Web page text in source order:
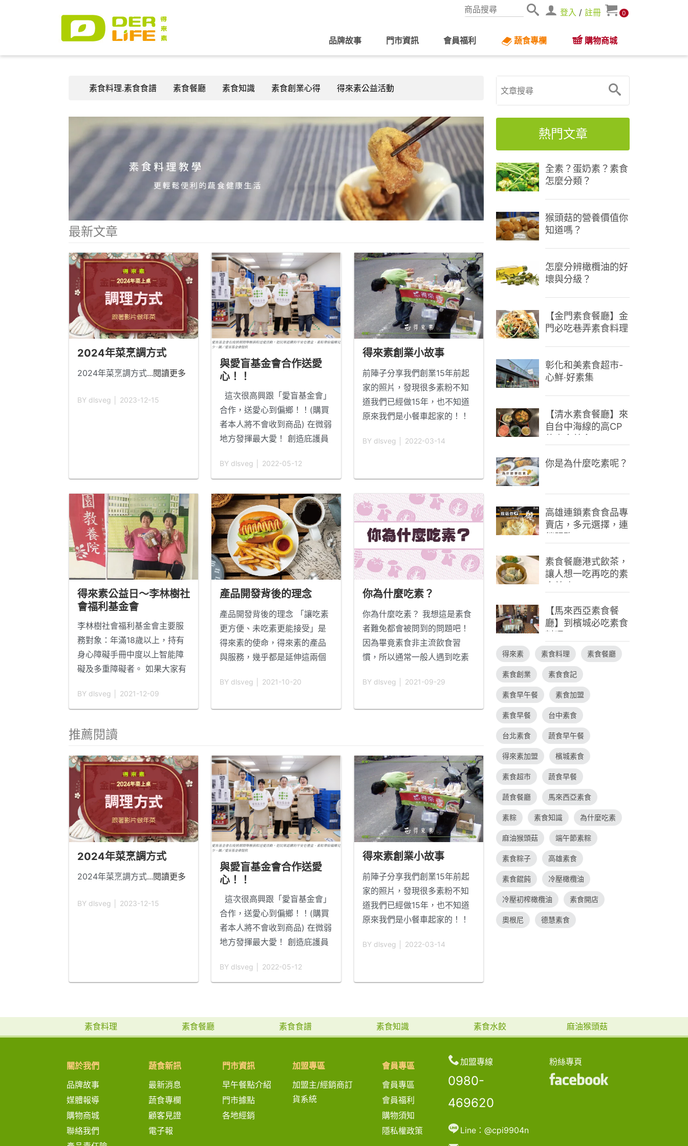
登入 / 註冊 0
品牌故事 門市資訊 會員福利 蔬食專欄 購物商城
素食料理.素食食譜 素食餐廳 素食知識 素食創業心得 得來素公益活動
最新文章
2024年菜烹調方式
2024年菜烹調方式...閱讀更多
BY dlsveg │ 2023-12-15
與愛盲基金會合作送愛
心！！
這次很高興跟「愛盲基金會」
合作，送愛心到偏鄉！！(購買
者本人將不會收到商品) 在微弱
地方發揮最大愛！ 創造庇護員
庇護工場透過端午節送愛行動
計劃， 將您所認購的庇護商
品，直接轉贈予地處偏遠， 照
護資源嚴重不足的台東縣達仁
鄉獨居老人及弱勢孩童， 希望
經由您的認捐，幫助偏鄉部落
展現生機， 並協助老人與孩子
們感受到來自社會大眾的溫
暖。 送愛行動5/20截止，粽子
將於5/30...閱讀更多
BY dlsveg │ 2022-05-12
得來素創業小故事
前陣子分享我們創業15年前起
家的照片，發現很多素粉不知
道我們已經做15年，也不知道
原來我們是小餐車起家的！！
吧！！ 得來素這個品牌，是在
素，一次出去買早餐的時候發
現，想買個素食早餐居然找不
到，這對當時沒有吃素的我們
來說買早餐本來是走出巷口就
可以完成的事居然變成那麼困
難，這才讓我們有想做...閱讀更
多
BY dlsveg │ 2022-03-14
得來素公益日～李林樹社
會福利基金會
李林樹社會福利基金會主要服
務對象：年滿18歲以上，持有
身心障礙手冊中度以上智能障
礙及多重障礙者。 如果大家有
唷！...閱讀更多
BY dlsveg │ 2021-12-09
產品開發背後的理念
產品開發背後的理念 「讓吃素
更方便、未吃素更能接受」是
得來素的使命，得來素的產品
與服務，幾乎都是延伸這兩個
式來服務更多人，讓吃素更方
提供冷凍超商取貨，是希望不
方便收宅配的吃素朋友下班也
能到超商取貨，讓吃素更方
便。 而產品的口味開發上，因
為我本身是從葷轉素的過程，...
閱讀更多
BY dlsveg │ 2021-10-20
你為什麼吃素？
你為什麼吃素？ 我想這是素食
者難免都會被問到的問題吧！
因為畢竟素食非主流飲食習
慣，所以通常一般人遇到吃素
就是一種好奇，我會當成是介
BY dlsveg │ 2021-09-29
推薦閱讀
2024年菜烹調方式
2024年菜烹調方式...閱讀更多
BY dlsveg │ 2023-12-15
與愛盲基金會合作送愛
心！！
這次很高興跟「愛盲基金會」
合作，送愛心到偏鄉！！(購買
者本人將不會收到商品) 在微弱
地方發揮最大愛！ 創造庇護員
庇護工場透過端午節送愛行動
計劃， 將您所認購的庇護商
鄉獨居老人及弱勢孩童， 希望
們感受到來自社會大眾的溫
暖。 送愛行動5/20截止，粽子
將於5/30...閱讀更多
BY dlsveg │ 2022-05-12
得來素創業小故事
前陣子分享我們創業15年前起
家的照片，發現很多素粉不知
道我們已經做15年，也不知道
原來我們是小餐車起家的！！
吧！！ 得來素這個品牌，是在
現，想買個素食早餐居然找不
到，這對當時沒有吃素的我們
可以完成的事居然變成那麼困
...閱讀更
BY dlsveg │ 2022-03-14
熱門文章
全素？蛋奶素？素食
怎麼分類？
猴頭菇的營養價值你
知道嗎？
怎麼分辨橄欖油的好
壞與分級？
【金門素食餐廳】金
門必吃巷弄素食料理
彰化和美素食超市-
心鮮·好素集
【清水素食餐廳】來
自台中海線的高CP
值素食美食
你是為什麼吃素呢？
高雄連鎖素食食品專
賣店，多元選擇，連
鎖服務
素食餐廳港式飲茶，
讓人想一吃再吃的素
食美味
【馬來西亞素食餐
廳】到檳城必吃素食
料理
得來素 素食料理 素食餐廳
素食創業 素食食記
素食早午餐 素食加盟
素食早餐 台中素食
台北素食 蔬食早午餐
得來素加盟 檳城素食
素食超市 蔬食早餐
蔬食餐廳 馬來西亞素食
素粽 素食知識 為什麼吃素
麻油猴頭菇 端午節素粽
素食粽子 高雄素食
素食餛飩 冷壓橄欖油
冷壓初榨橄欖油 素食開店
奧根尼 德慧素食
素食料理 素食餐廳 素食食譜 素食知識 素食水餃 麻油猴頭菇
關於我們
品牌故事
媒體報導
購物商城
聯絡我們
蔬食新訊
最新消息
蔬食專欄
顧客見證
電子報
門市資訊
早午餐點介紹
門市據點
各地經銷
加盟專區
加盟主/經銷商訂
貨系統
會員專區
會員專區
會員福利
購物須知
隱私權政策
加盟專線
0980-
469620
粉絲專頁
Line： @cpi9904n